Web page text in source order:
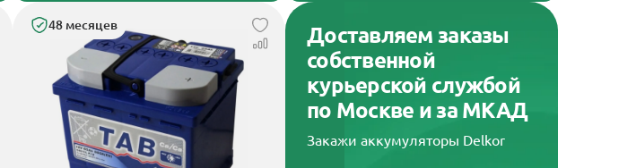
48 месяцев
Доставляем заказы
собственной
курьерской службой
по Москве и за МКАД
Закажи аккумуляторы Delkor